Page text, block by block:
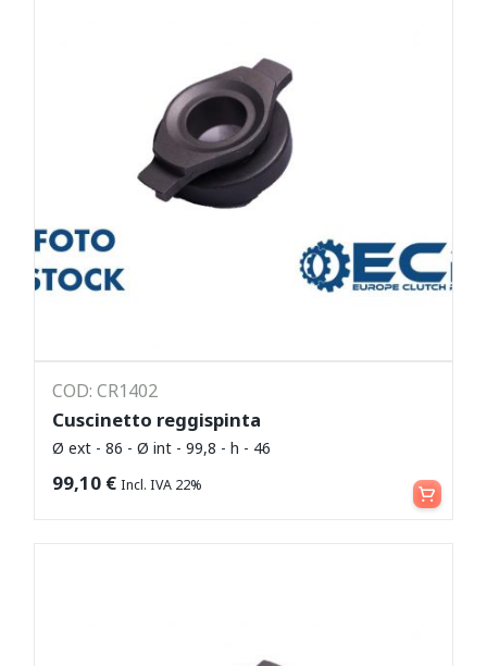
COD: CR1402
Cuscinetto reggispinta
Ø ext - 86 - Ø int - 99,8 - h - 46
99,10 € Incl. IVA 22% Leggi tutto